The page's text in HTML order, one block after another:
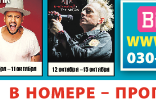
Наш мир
Нескучная газета